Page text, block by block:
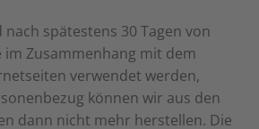
nach spätestens 30 Tagen von
im Zusammenhang mit dem
verwendet werden,
können wir aus den
dann nicht mehr herstellen. Die